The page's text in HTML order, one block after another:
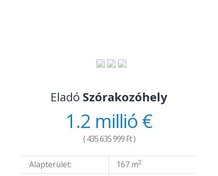
Eladó Szórakozóhely
1.2 millió €
( 435 635 999 Ft )
Alapterület: 167 m2